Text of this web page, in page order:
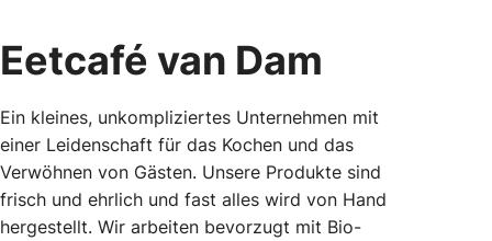
Eetcafé van Dam
Ein kleines, unkompliziertes Unternehmen mit
einer Leidenschaft für das Kochen und das
Verwöhnen von Gästen. Unsere Produkte sind
frisch und ehrlich und fast alles wird von Hand
hergestellt. Wir arbeiten bevorzugt mit Bio-